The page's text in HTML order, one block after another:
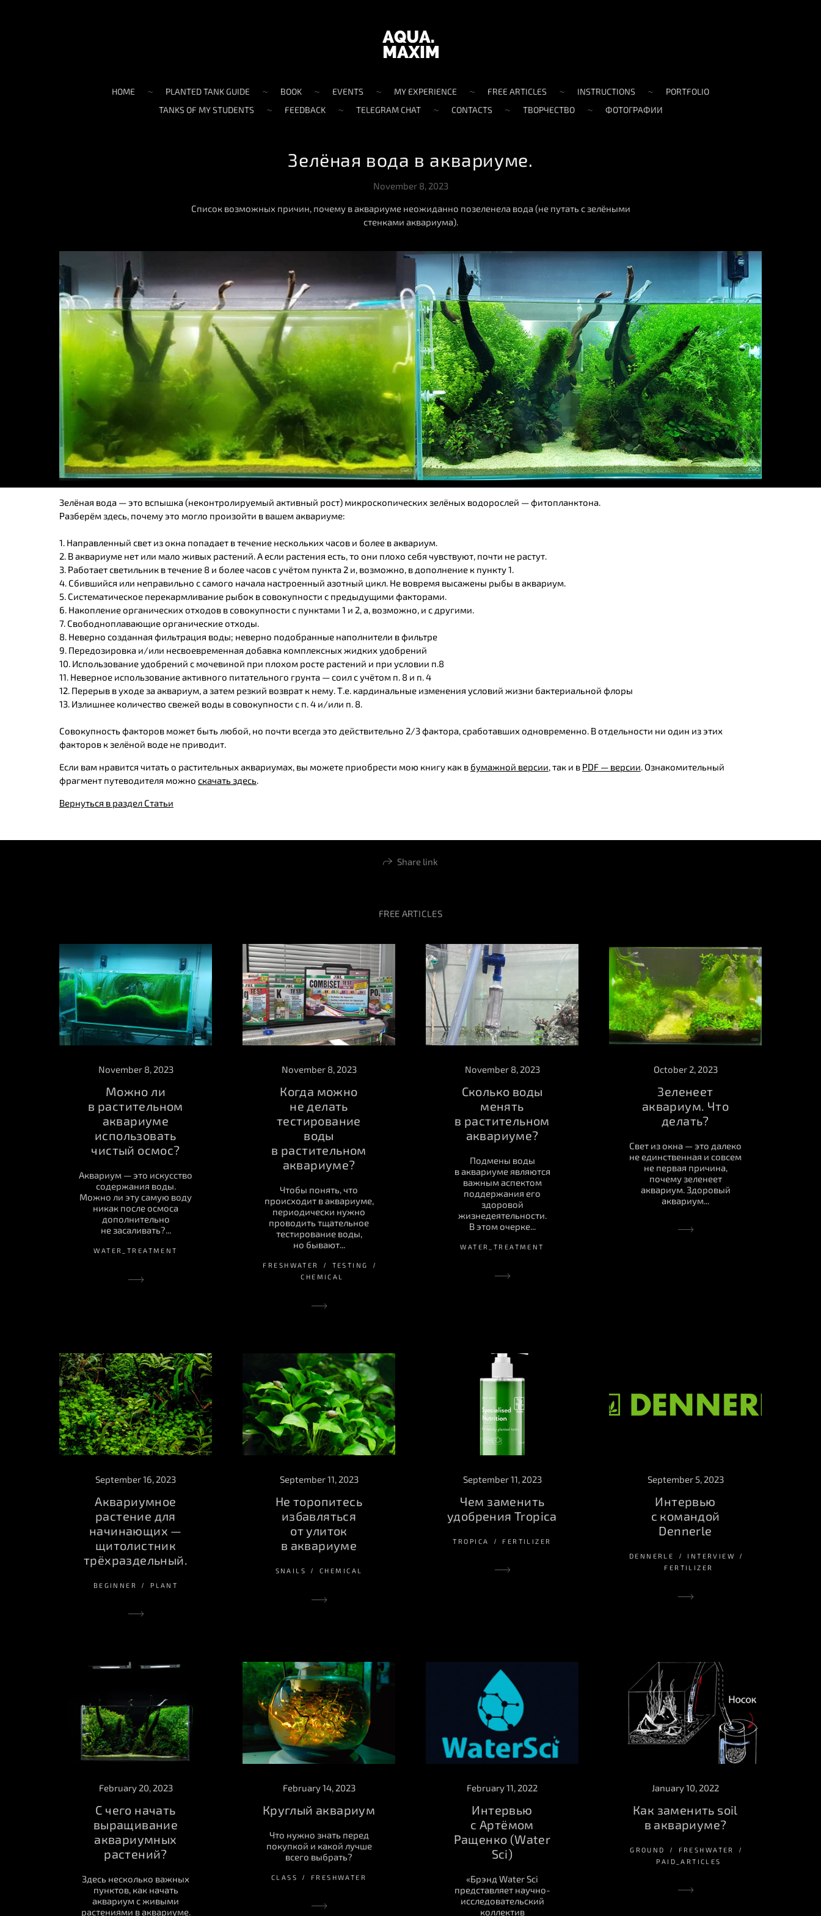
HOME PLANTED TANK GUIDE BOOK EVENTS MY EXPERIENCE FREE ARTICLES INSTRUCTIONS
PORTFOLIO
TANKS OF MY STUDENTS
FEEDBACK TELEGRAM CHAT CONTACTS ТВОРЧЕСТВО ФОТОГРАФИИ
Зелёная вода в аквариуме.
November 8, 2023
Список возможных причин, почему в аквариуме неожиданно позеленела вода (не путать с зелёными
стенками аквариума).
Зелёная вода — это вспышка (неконтролируемый активный рост) микроскопических зелёных водорослей — фитопланктона.
Разберём здесь, почему это могло произойти в вашем аквариуме:
1. Направленный свет из окна попадает в течение нескольких часов и более в аквариум.
2. В аквариуме нет или мало живых растений. А если растения есть, то они плохо себя чувствуют, почти не растут.
3. Работает светильник в течение 8 и более часов с учётом пункта 2 и, возможно, в дополнение к пункту 1.
4. Сбившийся или неправильно с самого начала настроенный азотный цикл. Не вовремя высажены рыбы в аквариум.
5. Систематическое перекармливание рыбок в совокупности с предыдущими факторами.
6. Накопление органических отходов в совокупности с пунктами 1 и 2, а, возможно, и с другими.
7. Свободноплавающие органические отходы.
8. Неверно созданная фильтрация воды; неверно подобранные наполнители в фильтре
9. Передозировка и/или несвоевременная добавка комплексных жидких удобрений
10. Использование удобрений с мочевиной при плохом росте растений и при условии п.8
11. Неверное использование активного питательного грунта — соил с учётом п. 8 и п. 4
12. Перерыв в уходе за аквариум, а затем резкий возврат к нему. Т.е. кардинальные изменения условий жизни бактериальной флоры
13. Излишнее количество свежей воды в совокупности с п. 4 и/или п. 8.
Совокупность факторов может быть любой, но почти всегда это действительно 2/3 фактора, сработавших одновременно. В отдельности ни один из этих
факторов к зелёной воде не приводит.
Если вам нравится читать о растительных аквариумах, вы можете приобрести мою книгу как в бумажной версии, так и в PDF — версии. Ознакомительный
фрагмент путеводителя можно скачать здесь.
Вернуться в раздел Статьи
Share link
FREE ARTICLES
November 8, 2023
Можно ли
в растительном
аквариуме
использовать
чистый осмос?
Аквариум — это искусство
содержания воды.
Можно ли эту самую воду
никак после осмоса
дополнительно
не засаливать?...
WATER_TREATMENT
November 8, 2023
Когда можно
не делать
тестирование
воды
в растительном
аквариуме?
Чтобы понять, что
происходит в аквариуме,
периодически нужно
проводить тщательное
тестирование воды,
но бывают...
FRESHWATER
TESTING
CHEMICAL
November 8, 2023
Сколько воды
менять
в растительном
аквариуме?
Подмены воды
в аквариуме являются
важным аспектом
поддержания его
здоровой
жизнедеятельности.
В этом очерке...
WATER_TREATMENT
October 2, 2023
Зеленеет
аквариум. Что
делать?
Свет из окна — это далеко
не единственная и совсем
не первая причина,
почему зеленеет
аквариум. Здоровый
аквариум...
September 16, 2023
Аквариумное
растение для
начинающих —
щитолистник
трёхраздельный.
BEGINNER PLANT
September 11, 2023
Не торопитесь
избавляться
от улиток
в аквариуме
SNAILS CHEMICAL
September 11, 2023
Чем заменить
удобрения Tropica
TROPICA FERTILIZER
September 5, 2023
Интервью
с командой
Dennerle
DENNERLE
INTERVIEW
FERTILIZER
February 20, 2023
С чего начать
выращивание
аквариумных
растений?
Здесь несколько важных
пунктов, как начать
аквариум с живыми
растениями в аквариуме.
February 14, 2023
Круглый аквариум
Что нужно знать перед
покупкой и какой лучше
всего выбрать?
CLASS FRESHWATER
February 11, 2022
Интервью
с Артёмом
Ращенко (Water
Sci)
«Брэнд Water Sci
представляет научно-
исследовательский
коллектив
January 10, 2022
Как заменить soil
в аквариуме?
GROUND
FRESHWATER
PAID_ARTICLES